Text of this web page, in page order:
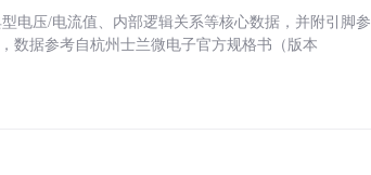
电压/电流值、内部逻辑关系等核心数据，并附引脚参
数据参考自杭州士兰微电子官方规格书（版本